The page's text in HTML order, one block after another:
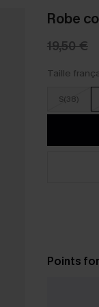
Robe
19,50 €
Taille
S(38)
Points